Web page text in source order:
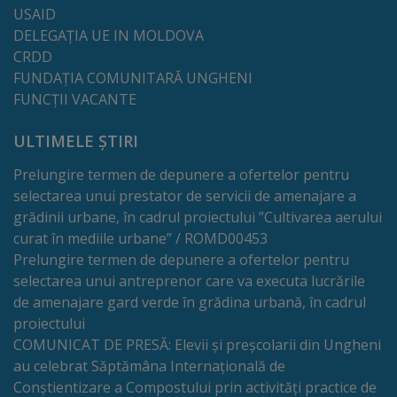
Bugetare
participativă
Transport
Rețeaua
transportului
public
Lista
stațiilor
USAID
DELEGAȚIA UE IN MOLDOVA
CRDD
FUNDAȚIA COMUNITARĂ UNGHENI
FUNCȚII VACANTE
ULTIMELE ȘTIRI
Prelungire termen de depunere a ofertelor pentru
selectarea unui prestator de servicii de amenajare a
grădinii urbane, în cadrul proiectului ”Cultivarea aerului
curat în mediile urbane” / ROMD00453
Prelungire termen de depunere a ofertelor pentru
selectarea unui antreprenor care va executa lucrările
de amenajare gard verde în grădina urbană, în cadrul
proiectului
COMUNICAT DE PRESĂ: Elevii și preșcolarii din Ungheni
au celebrat Săptămâna Internațională de
Conștientizare a Compostului prin activități practice de